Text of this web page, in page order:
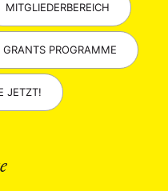
MITGLIEDERBEREICH
GRANTS PROGRAMME
JETZT!